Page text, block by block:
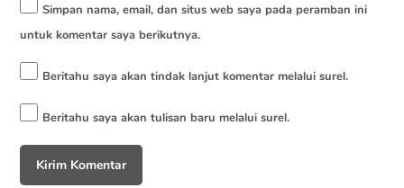
Simpan nama, email, dan situs web saya pada peramban ini
untuk komentar saya berikutnya.
Beritahu saya akan tindak lanjut komentar melalui surel.
Beritahu saya akan tulisan baru melalui surel.